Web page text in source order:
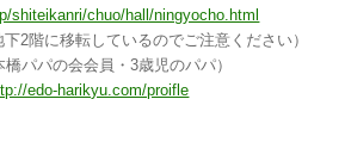
shiteikanri/chuo/hall/ningyocho.html
下2階に移転しているのでご注意ください）
パパの会会員・3歳児のパパ）
edo-harikyu.com/proifle